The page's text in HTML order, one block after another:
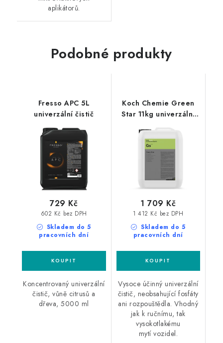
aplikátorů.
Podobné produkty
Fresso APC 5L
univerzální čistič
Skladem do 5
pracovních dní
602 Kč bez DPH
729 Kč
Koncentrovaný univerzální
čistič, vůně citrusů a
dřeva, 5000 ml
Koch Chemie Green
Star 11kg univerzální
Skladem do 5
pracovních dní
1 412 Kč bez DPH
1 709 Kč
Vysoce účinný univerzální
čistič, neobsahující fosfáty
ani rozpouštědla. Vhodný
jak k ručnímu, tak
vysokotlakému
mytí vozidel.